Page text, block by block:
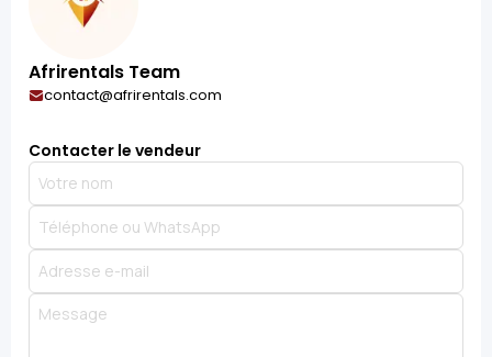
Afrirentals Team
contact@afrirentals.com
Contacter le vendeur